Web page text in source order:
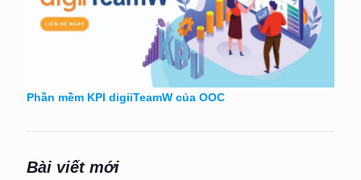
Phần mềm KPI digiiTeamW của OOC
Bài viết mới